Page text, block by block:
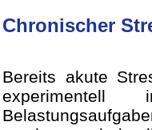
Chronischer
Bereits akute
experimentell